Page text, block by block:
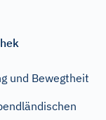
und Bewegtheit